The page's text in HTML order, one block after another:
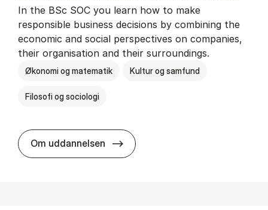
In the BSc SOC you learn how to make
responsible business decisions by combining the
economic and social perspectives on companies,
their organisation and their surroundings.
Økonomi og matematik Kultur og samfund
Filosofi og sociologi
Om uddannelsen BSc in Busi­ness Ad­min­is­tra­tion